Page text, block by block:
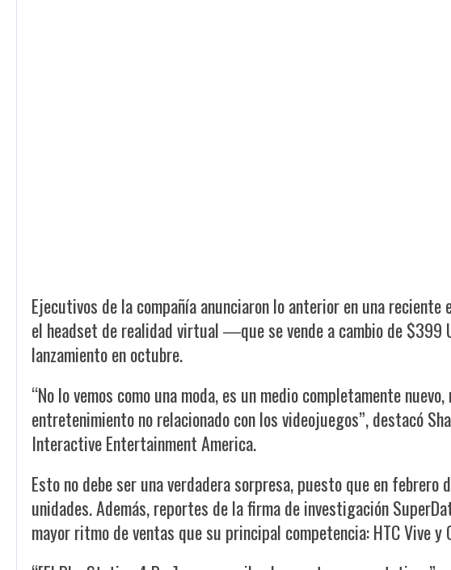
Ejecutivos de la compañía anunciaron lo anterior en una reciente
el headset de realidad virtual ―que se vende a cambio de
lanzamiento en octubre.
“No lo vemos como una moda, es un medio completamente
entretenimiento no relacionado con los videojuegos”, destacó
Interactive Entertainment America.
Esto no debe ser una verdadera sorpresa, puesto que en febrero
unidades. Además, reportes de la firma de investigación
mayor ritmo de ventas que su principal competencia: HTC Vive